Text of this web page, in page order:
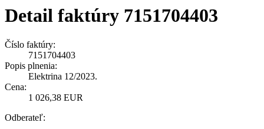
Detail faktúry 7151704403
Číslo faktúry:
7151704403
Popis plnenia:
Elektrina 12/2023.
Cena:
1 026,38 EUR
Odberateľ: